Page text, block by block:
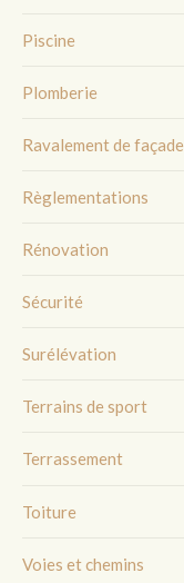
Piscine
Plomberie
Ravalement de façade
Règlementations
Rénovation
Sécurité
Surélévation
Terrains de sport
Terrassement
Toiture
Voies et chemins